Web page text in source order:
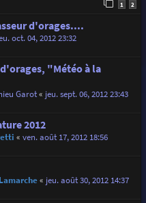
1 2
d'orages....
oct. 04, 2012 23:32
"Météo à la
Garot« jeu. sept. 06, 2012 23:43
2012
« ven. août 17, 2012 18:56
« jeu. août 30, 2012 14:37